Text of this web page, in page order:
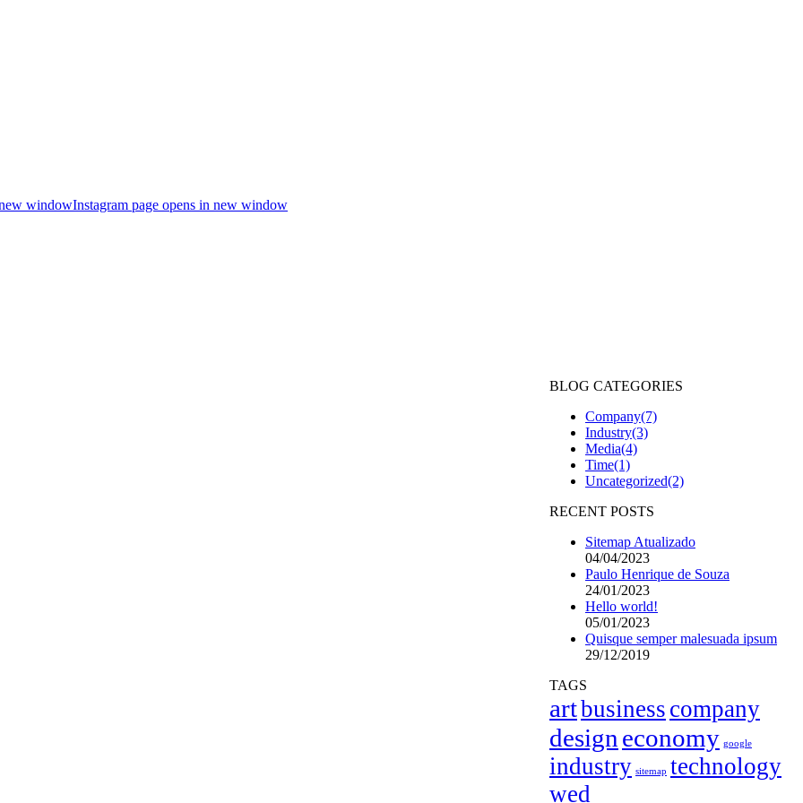
windowInstagram page opens in new window
BLOG CATEGORIES
Company(7)
Industry(3)
Media(4)
Time(1)
Uncategorized(2)
RECENT POSTS
Sitemap Atualizado
04/04/2023
Paulo Henrique de Souza
24/01/2023
Hello world!
05/01/2023
Quisque semper malesuada ipsum
29/12/2019
TAGS
artbusiness company
design economy google
industry sitemap technology
wed